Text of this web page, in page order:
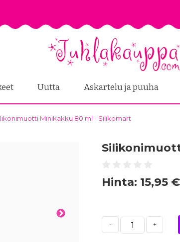
Uutta Askartelu ja puuha
Minikakku 80 ml - Silikomart
Hinta: 15,95 €
- +